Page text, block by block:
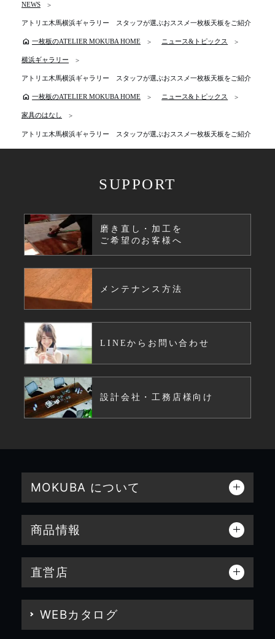
NEWS
アトリエ木馬横浜ギャラリー スタッフが選ぶおススメ一枚板天板をご紹介
home 一枚板のATELIER MOKUBA HOME ニュース&トピックス
横浜ギャラリー
アトリエ木馬横浜ギャラリー スタッフが選ぶおススメ一枚板天板をご紹介
home 一枚板のATELIER MOKUBA HOME ニュース&トピックス
家具のはなし
アトリエ木馬横浜ギャラリー スタッフが選ぶおススメ一枚板天板をご紹介
SUPPORT
磨き直し・加工を
ご希望のお客様へ
メンテナンス方法
LINEからお問い合わせ
設計会社・工務店様向け
MOKUBA について
商品情報
直営店
WEBカタログ